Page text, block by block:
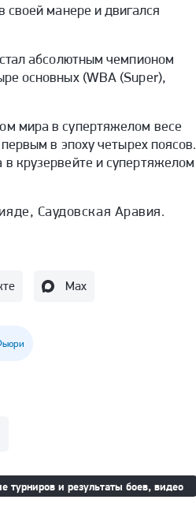
своей манере и двигался
абсолютным чемпионом
основных (WBA (Super),
мира в супертяжелом весе
в эпоху четырех поясов.
крузервейте и супертяжелом
Саудовская Аравия.
Max
турниров и результаты боев, видео